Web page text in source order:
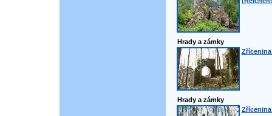
Hrady a zámky
Hrady a zámky